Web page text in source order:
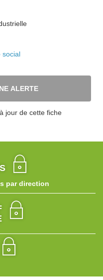
social
ALERTE
jour de cette fiche
par direction